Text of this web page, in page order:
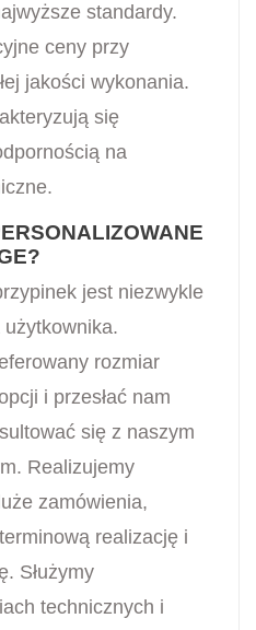
standardy.
ceny przy
jakości wykonania.
się
na
jest niezwykle
rozmiar
i przesłać nam
się z naszym
Realizujemy
zamówienia,
realizację i
Służymy
technicznych i